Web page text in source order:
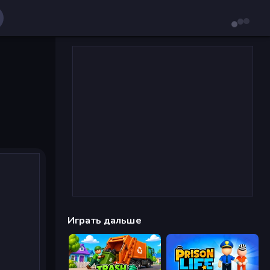
Играть дальше